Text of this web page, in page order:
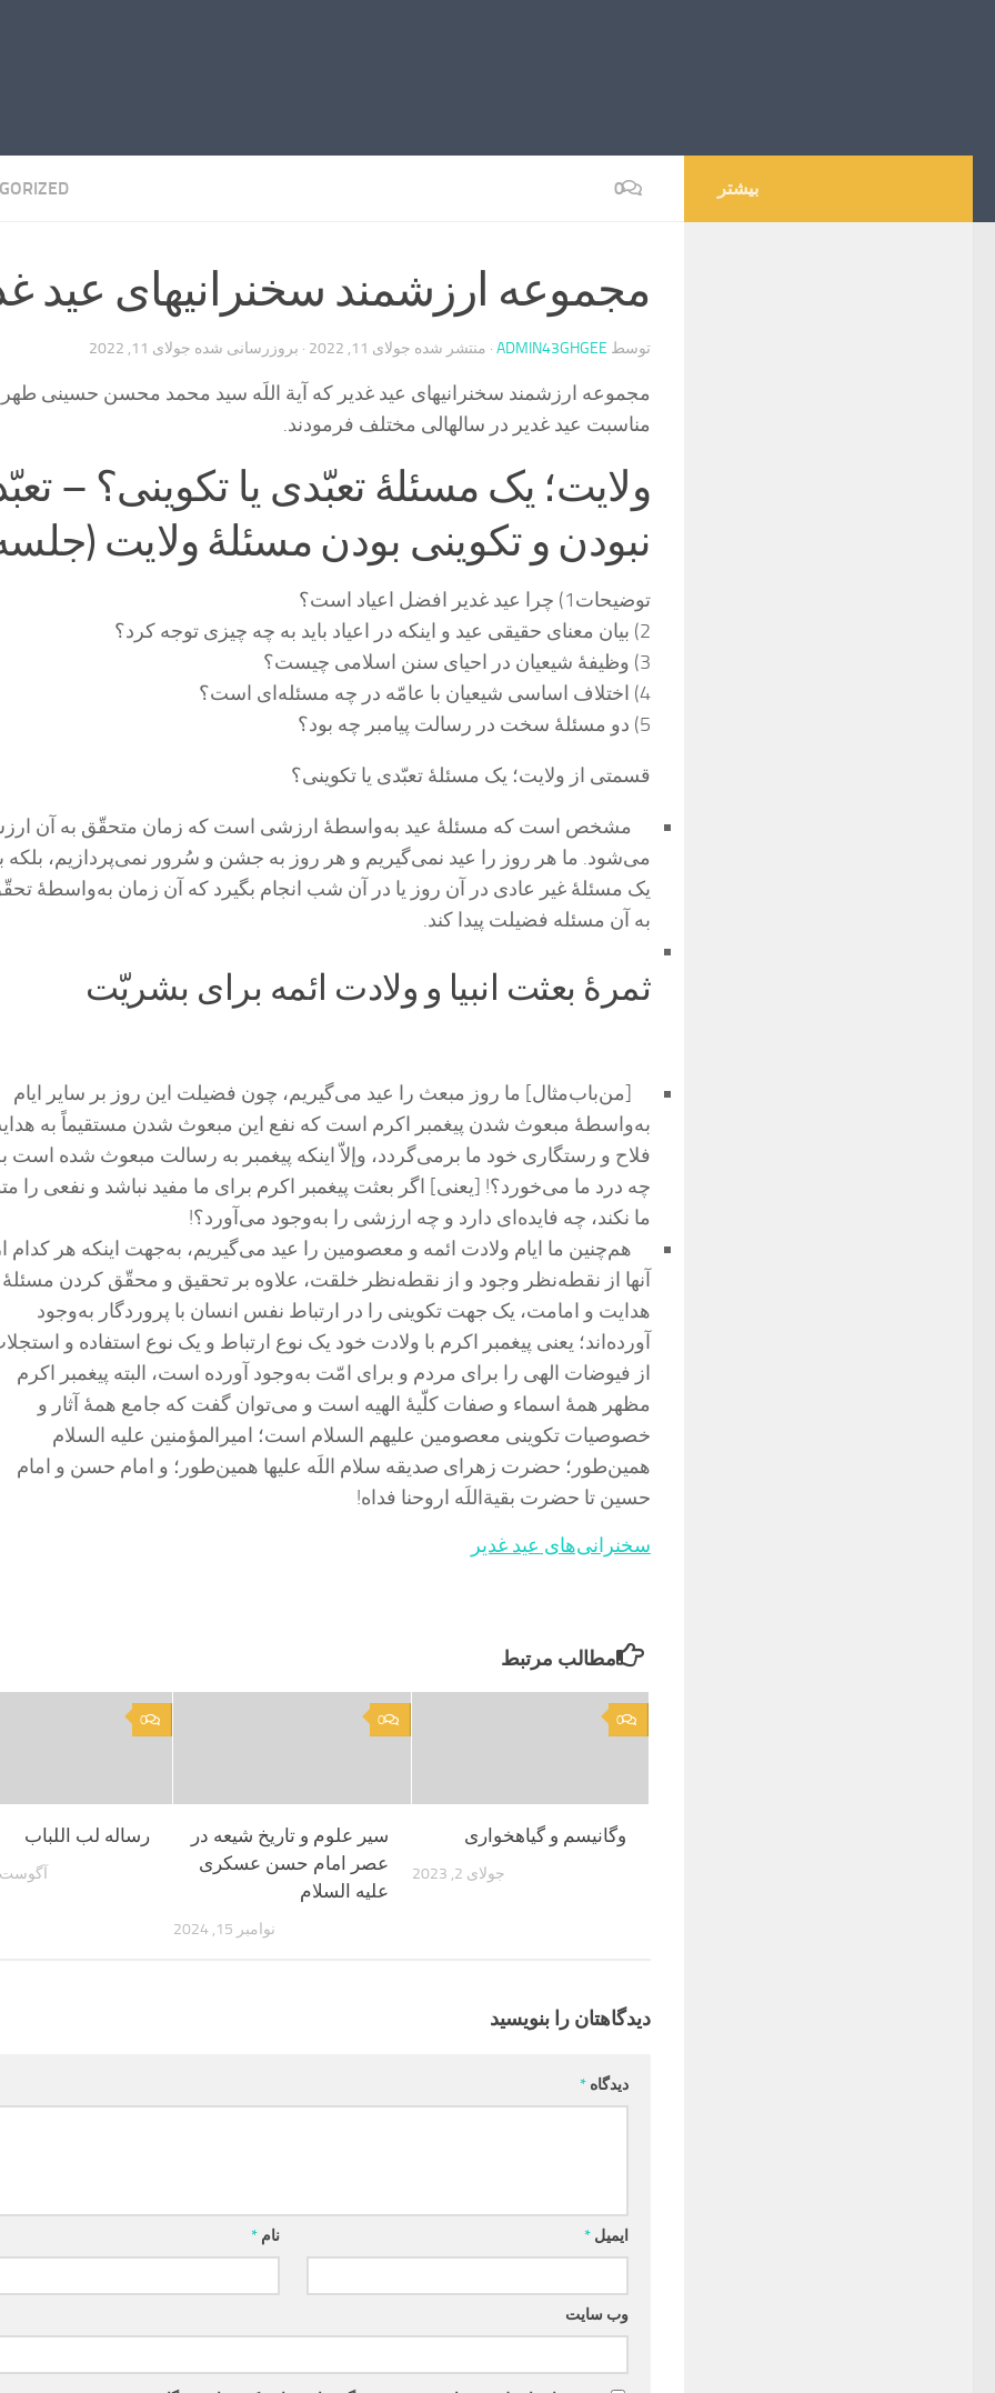
0
مجموعه ارزشمند سخنرانیهای عید
توسط ADMIN43GHGEE · منتشر شده جولای 11, 2022 · بروزرسانی شده جولای 11, 2022
مجموعه ارزشمند سخنرانیهای عید غدیر که آیة اللَه سید محمد محسن حسینی
مناسبت عید غدیر در سالهالی مختلف فرمودند.
ولایت؛ یک مسئلۀ تعبّدی یا تکوینی؟ –
نبودن و تکوینی بودن مسئلۀ ولایت (جلسه:
توضیحات1) چرا عید غدیر افضل اعیاد است؟
2) بیان معنای حقیقی عید و اینکه در اعیاد باید به چه چیزی توجه کرد؟
3) وظیفۀ شیعیان در احیای سنن اسلامی چیست؟
4) اختلاف اساسی شیعیان با عامّه در چه مسئله‌ای است؟
5) دو مسئلۀ سخت در رسالت پیامبر چه بود؟
قسمتی از ولایت؛ یک مسئلۀ تعبّدی یا تکوینی؟
مشخص است که مسئلۀ عید به‌واسطۀ ارزشی است که زمان متحقّق به آن
می‌شود. ما هر روز را عید نمی‌گیریم و هر روز به جشن و سُرور نمی‌پردازیم، بلکه
یک مسئلۀ غیر عادی در آن روز یا در آن شب انجام بگیرد که آن زمان به‌واسطۀ
به آن مسئله فضیلت پیدا کند.
ثمرۀ بعثت انبیا و ولادت ائمه برای بشریّت
[من‌باب‌مثال] ما روز مبعث را عید می‌گیریم، چون فضیلت این روز بر سایر ایام
به‌واسطۀ مبعوث شدن پیغمبر اکرم است که نفع این مبعوث شدن مستقیماً به
فلاح و رستگاری خود ما برمی‌گردد، وإلاّ اینکه پیغمبر به رسالت مبعوث شده است
چه درد ما می‌خورد؟! [یعنی] اگر بعثت پیغمبر اکرم برای ما مفید نباشد و نفعی را
ما نکند، چه فایده‌ای دارد و چه ارزشی را به‌وجود می‌آورد؟!
هم‌چنین ما ایام ولادت ائمه و معصومین را عید می‌گیریم، به‌جهت اینکه هر کدام
آنها از نقطه‌نظر وجود و از نقطه‌نظر خلقت، علاوه بر تحقیق و محقّق کردن مسئلۀ
هدایت و امامت، یک جهت تکوینی را در ارتباط نفس انسان با پروردگار به‌وجود
آورده‌اند؛ یعنی پیغمبر اکرم با ولادت خود یک نوع ارتباط و یک نوع استفاده و
از فیوضات الهی را برای مردم و برای امّت به‌وجود آورده است، البته پیغمبر اکرم
مظهر همۀ اسماء و صفات کلّیۀ الهیه است و می‌توان گفت که جامع همۀ آثار و
خصوصیات تکوینی معصومین علیهم السلام است؛ امیرالمؤمنین علیه السلام
همین‌طور؛ حضرت زهرای صدیقه سلام اللَه علیها همین‌طور؛ و امام حسن و امام
حسین تا حضرت بقیةاللَه اروحنا فداه!
سخنرانی‌های عید غدیر
مطالب مرتبط
0
رساله لب اللباب
آگوست 25,
0
سیر علوم و تاریخ شیعه در
عصر امام حسن عسكرى
علیه السلام
نوامبر 15, 2024
0
وگانیسم و گیاهخواری
جولای 2, 2023
دیدگاهتان را بنویسید
دیدگاه *
نام* ایمیل *
وب‌ سایت
بیشتر